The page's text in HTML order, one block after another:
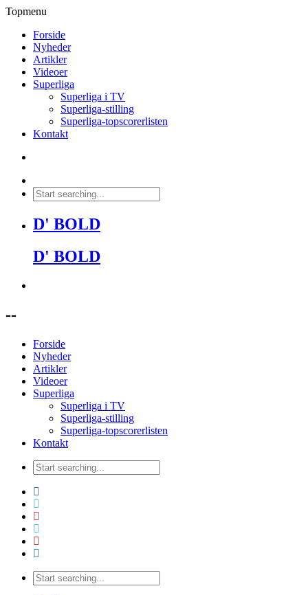
Topmenu
Forside
Nyheder
Artikler
Videoer
Superliga
Superliga i TV
Superliga-stilling
Superliga-topscorerlisten
Kontakt
D' BOLD
D' BOLD
--
Forside
Nyheder
Artikler
Videoer
Superliga
Superliga i TV
Superliga-stilling
Superliga-topscorerlisten
Kontakt